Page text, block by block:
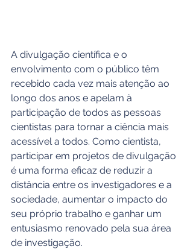
A divulgação científica e o
envolvimento com o público têm
recebido cada vez mais atenção ao
longo dos anos e apelam à
participação de todos as pessoas
cientistas para tornar a ciência mais
acessível a todos. Como cientista,
participar em projetos de divulgação
é uma forma eficaz de reduzir a
distância entre os investigadores e a
sociedade, aumentar o impacto do
seu próprio trabalho e ganhar um
entusiasmo renovado pela sua área
de investigação.